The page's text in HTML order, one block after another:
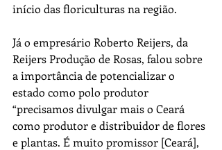
início das floriculturas na região.
Já o empresário Roberto Reijers, da
Reijers Produção de Rosas, falou sobre
a importância de potencializar o
estado como polo produtor
“precisamos divulgar mais o Ceará
como produtor e distribuidor de flores
e plantas. É muito promissor [Ceará],